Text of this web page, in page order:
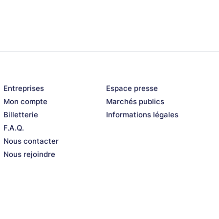
/ Sélène Saint-Aimé / Tiss Rodriguez
Entreprises
Mon compte
Billetterie
F.A.Q.
Nous contacter
Nous rejoindre
Espace presse
Marchés publics
Informations légales